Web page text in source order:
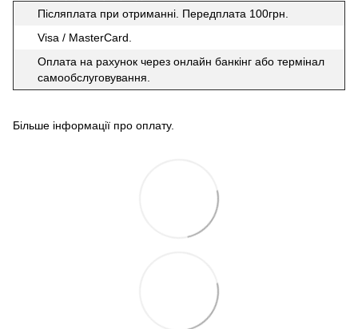
Післяплата при отриманні. Передплата 100грн.
Visa / MasterCard.
Оплата на рахунок через онлайн банкінг або термінал
самообслуговування.
Більше інформації про оплату.